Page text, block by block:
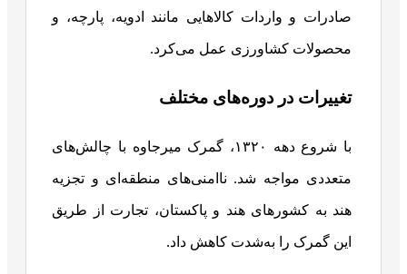
صادرات و واردات کالاهایی مانند ادویه، پارچه، و
محصولات کشاورزی عمل می‌کرد.
تغییرات در دوره‌های مختلف
با شروع دهه ۱۳۲۰، گمرک میرجاوه با چالش‌های
متعددی مواجه شد. ناامنی‌های منطقه‌ای و تجزیه
هند به کشورهای هند و پاکستان، تجارت از طریق
این گمرک را به‌شدت کاهش داد.